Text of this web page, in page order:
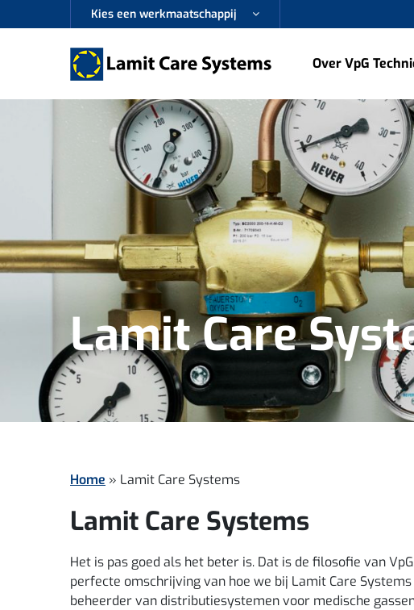
Kies een werkmaatschappij
Over VpG
Lamit Care
Home » Lamit Care Systems
Lamit Care Systems
Het is pas goed als het beter is. Dat is de filosofie van
perfecte omschrijving van hoe we bij Lamit Care
beheerder van distributiesystemen voor medische